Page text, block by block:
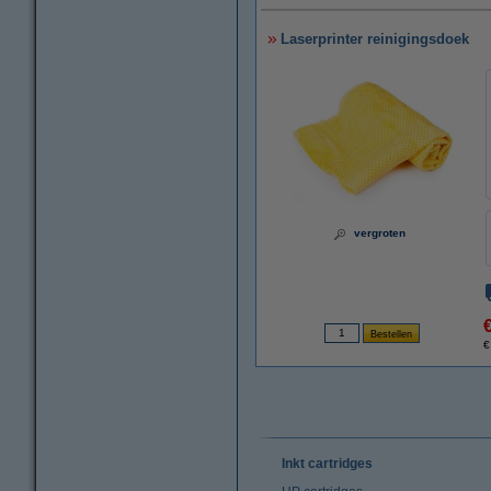
Laserprinter reinigingsdoek
vergroten
Inkt cartridges